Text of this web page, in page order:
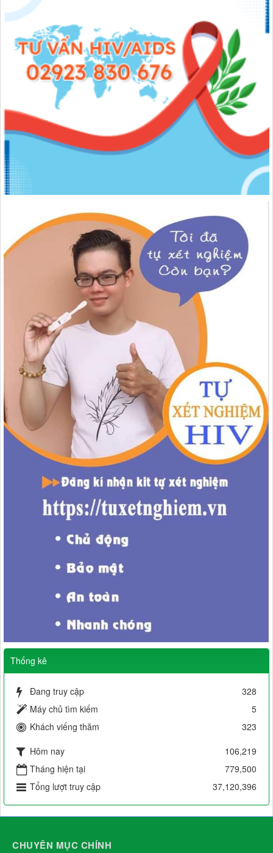
Thống kê
Đang truy cập
328
Máy chủ tìm kiếm
5
Khách viếng thăm
323
Hôm nay
106,219
Tháng hiện tại
779,500
Tổng lượt truy cập
37,120,396
CHUYÊN MỤC CHÍNH